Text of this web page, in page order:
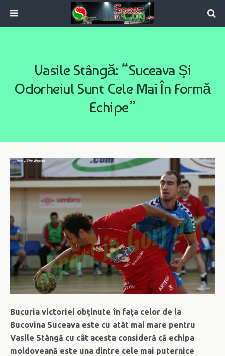
Vasile Stângă: “Suceava Şi
Odorheiul Sunt Cele Mai În Formă
Echipe”
Bucuria victoriei obţinute în faţa celor de la
Bucovina Suceava este cu atât mai mare pentru
Vasile Stângă cu cât acesta consideră că echipa
moldoveană este una dintre cele mai puternice